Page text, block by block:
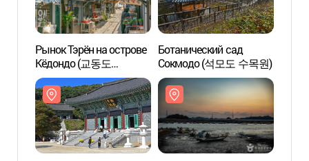
Рынок Тэрён на острове
Кёдондо (교동도
대룡시장)
Ботанический сад
Сокмодо (석모도 수목원)